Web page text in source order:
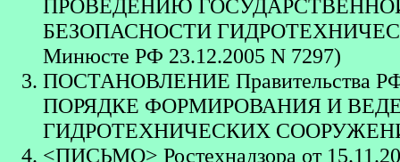
ПРОВЕДЕНИЮ
БЕЗОПАСНОСТИ
Минюсте РФ 23.12.2005 N 7297)
ПОСТАНОВЛЕНИЕ Правительства РФ
ПОРЯДКЕ ФОРМИРОВАНИЯ И
ГИДРОТЕХНИЧЕСКИХ
<ПИСЬМО> Ростехнадзора от